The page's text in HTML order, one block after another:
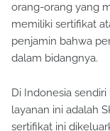
orang-orang yang
memiliki sertifikat
penjamin bahwa
dalam bidangnya.
Di Indonesia
layanan ini adalah
sertifikat ini